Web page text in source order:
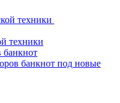
техники
техники
банкнот
банкнот под новые